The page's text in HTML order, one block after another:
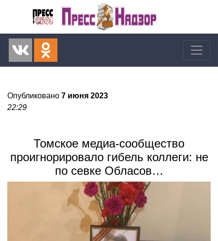
Опубликовано 7 июня 2023
22:29
Томское медиа-сообщество
проигнорировало гибель коллеги: не
по севке Обласов…